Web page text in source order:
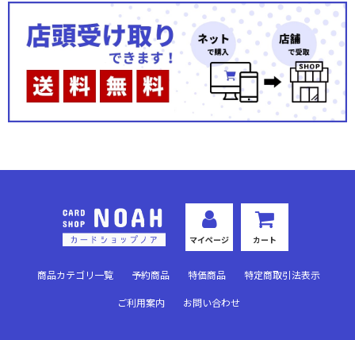
マイページ カート
商品カテゴリ一覧 予約商品 特価商品 特定商取引法表示
ご利用案内 お問い合わせ